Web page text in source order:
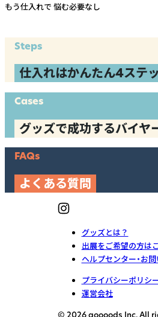
もう仕入れで 悩む必要なし
Steps
仕入れはかんたん4ステ
Cases
グッズで成功するバイヤ
FAQs
よくある質問
グッズとは？
出展をご希望の方は
ヘルプセンター・お
プライバシーポリシ
運営会社